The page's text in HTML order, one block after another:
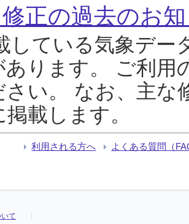
正の過去のお
している気象デー
あります。 ご利用
さい。 なお、主な
載します。
利用される方へ よくある質問（
て